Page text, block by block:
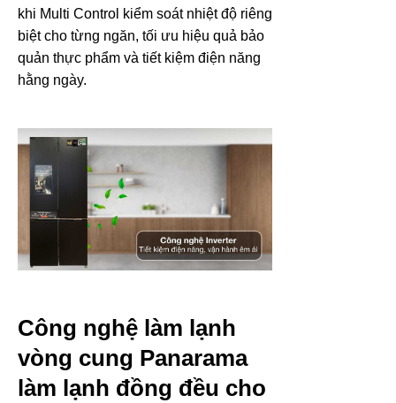
khi Multi Control kiểm soát nhiệt độ riêng
biệt cho từng ngăn, tối ưu hiệu quả bảo
quản thực phẩm và tiết kiệm điện năng
hằng ngày.
Công nghệ làm lạnh
vòng cung Panarama
làm lạnh đồng đều cho